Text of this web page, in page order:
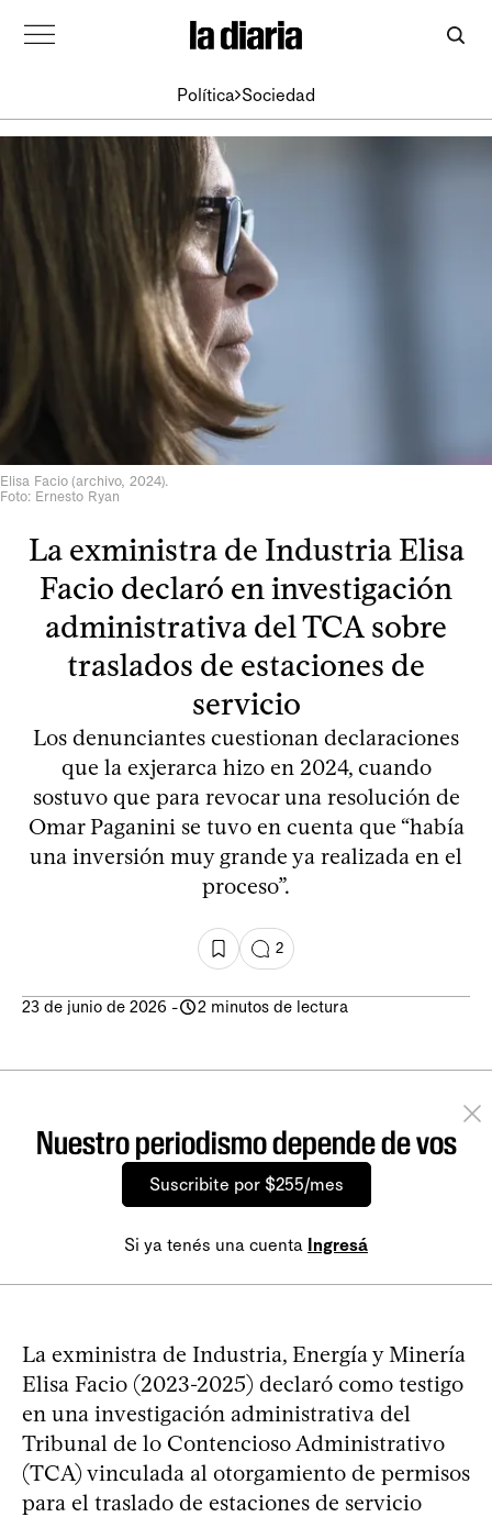
Política Sociedad
Elisa Facio (archivo, 2024).
Foto: Ernesto Ryan
La exministra de Industria Elisa
Facio declaró en investigación
administrativa del TCA sobre
traslados de estaciones de
servicio
Los denunciantes cuestionan declaraciones
que la exjerarca hizo en 2024, cuando
sostuvo que para revocar una resolución de
Omar Paganini se tuvo en cuenta que “había
una inversión muy grande ya realizada en el
proceso”.
2
23 de junio de 2026 - 2 minutos de lectura
Nuestro periodismo depende de vos
Suscribite por $255/mes
Si ya tenés una cuenta Ingresá
La exministra de Industria, Energía y Minería
Elisa Facio (2023-2025) declaró como testigo
en una investigación administrativa del
Tribunal de lo Contencioso Administrativo
(TCA) vinculada al otorgamiento de permisos
para el traslado de estaciones de servicio